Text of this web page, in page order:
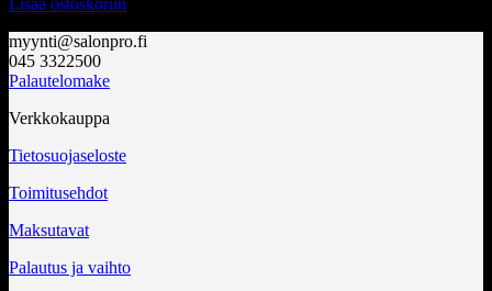
Lisää ostoskoriin
myynti@salonpro.fi
045 3322500
Palautelomake
Verkkokauppa
Tietosuojaseloste
Toimitusehdot
Maksutavat
Palautus ja vaihto